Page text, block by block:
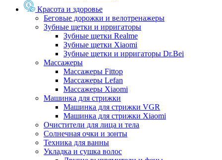
Красота и здоровье
Беговые дорожки и велотренажеры
Зубные щетки и ирригаторы
Зубные щетки Realme
Зубные щетки Xiaomi
Зубные щетки и ирригаторы Dr.Bei
Массажеры
Массажеры Fittop
Массажеры Lefan
Массажеры Xiaomi
Машинка для стрижки
Машинка для стрижки VGR
Машинка для стрижки Xiaomi
Очистители для лица и тела
Солнечная очки и зонты
Техника для ванны
Укладка и сушка волос